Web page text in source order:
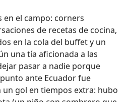
en el campo: corners
de recetas de cocina,
en la cola del buffet y un
una tía aficionada a las
pasar a nadie porque
ante Ecuador fue
gol en tiempos extra: hubo